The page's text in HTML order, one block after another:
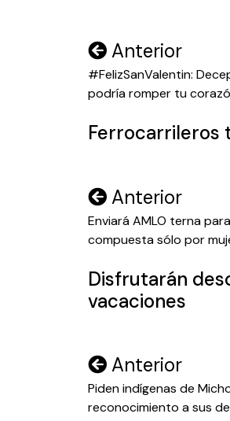
Navegación
de
entradas
Anterior
#FelizSanValentin:
podría romper tu
Ferrocarrileros
Navegación
de
entradas
Anterior
Enviará AMLO terna
compuesta sólo por
Disfrutarán
vacaciones
Navegación
de
Anterior
Piden indígenas de
reconocimiento a sus